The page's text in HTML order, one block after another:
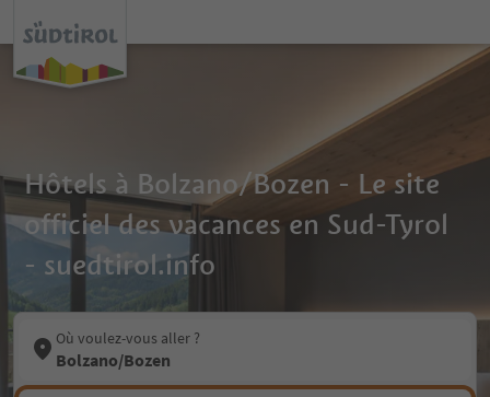
Hôtels à Bolzano/Bozen - Le site
officiel des vacances en Sud-Tyrol
- suedtirol.info
Où voulez-vous aller ?
Bolzano/Bozen